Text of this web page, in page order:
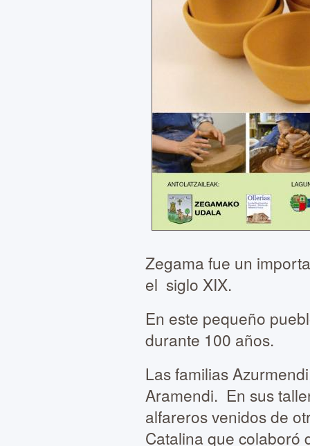
Zegama fue un
el siglo XIX.
En este pequeño
durante 100 años.
Las familias
Aramendi. En sus
alfareros venidos de
Catalina que colaboró